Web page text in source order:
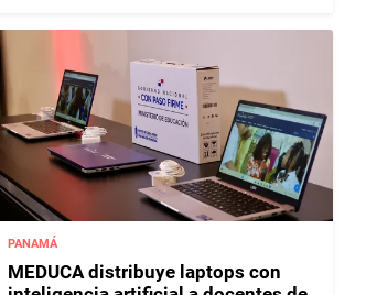
PANAMÁ
MEDUCA distribuye laptops con